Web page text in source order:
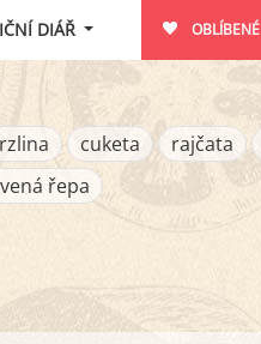
DIÁŘ OBLÍBENÉ
cuketa rajčata
řepa